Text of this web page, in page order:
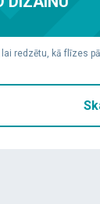
redzētu, kā flīzes